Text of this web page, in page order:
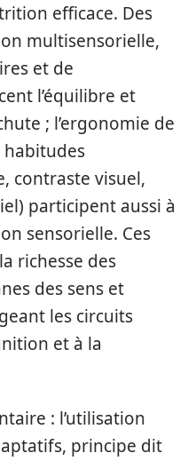
efficace. Des
multisensorielle,
et de
l’équilibre et
; l’ergonomie de
habitudes
contraste visuel,
participent aussi à
sensorielle. Ces
richesse des
des sens et
les circuits
et à la
: l’utilisation
principe dit